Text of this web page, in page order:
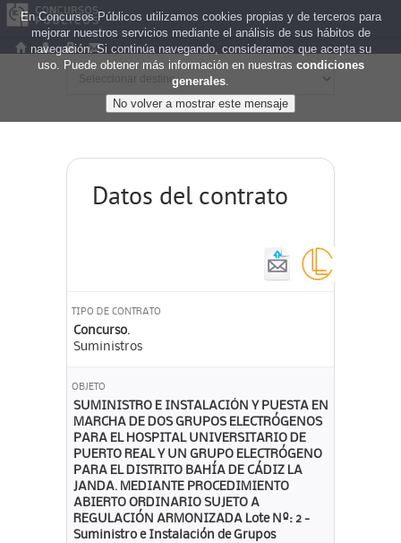
Datos del contrato
TIPO DE CONTRATO
Concurso.
Suministros
OBJETO
SUMINISTRO E INSTALACIÓN Y PUESTA EN
MARCHA DE DOS GRUPOS ELECTRÓGENOS
PARA EL HOSPITAL UNIVERSITARIO DE
PUERTO REAL Y UN GRUPO ELECTRÓGENO
PARA EL DISTRITO BAHÍA DE CÁDIZ LA
JANDA. MEDIANTE PROCEDIMIENTO
ABIERTO ORDINARIO SUJETO A
REGULACIÓN ARMONIZADA Lote Nº: 2 -
Suministro e Instalación de Grupos
En Concursos Públicos utilizamos cookies propias y de terceros para
mejorar nuestros servicios mediante el análisis de sus hábitos de
navegación. Si continúa navegando, consideramos que acepta su
uso. Puede obtener más información en nuestras condiciones
generales.